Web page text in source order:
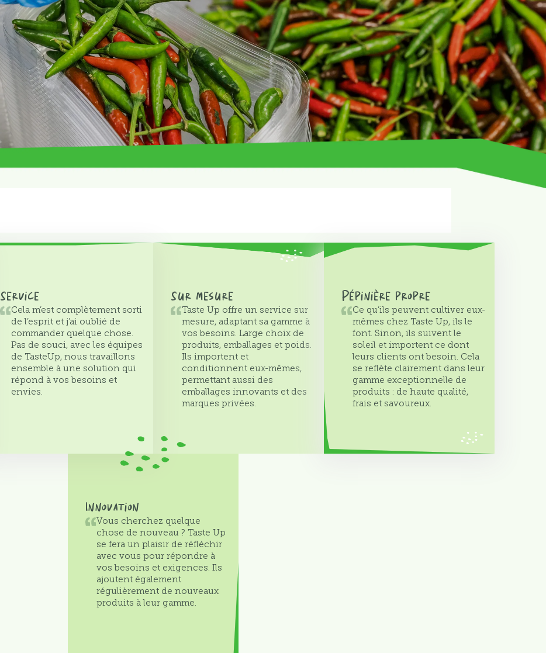
Service
Cela m’est complètement sorti
de l’esprit et j’ai oublié de
commander quelque chose.
Pas de souci, avec les équipes
de TasteUp, nous travaillons
ensemble à une solution qui
répond à vos besoins et
envies.
Sur mesure
Taste Up offre un service sur
mesure, adaptant sa gamme à
vos besoins. Large choix de
produits, emballages et poids.
Ils importent et
conditionnent eux-mêmes,
permettant aussi des
emballages innovants et des
marques privées.
Pépinière propre
Ce qu’ils peuvent cultiver eux-
mêmes chez Taste Up, ils le
font. Sinon, ils suivent le
soleil et importent ce dont
leurs clients ont besoin. Cela
se reflète clairement dans leur
gamme exceptionnelle de
produits : de haute qualité,
frais et savoureux.
Innovation
Vous cherchez quelque
chose de nouveau ? Taste Up
se fera un plaisir de réfléchir
avec vous pour répondre à
vos besoins et exigences. Ils
ajoutent également
régulièrement de nouveaux
produits à leur gamme.